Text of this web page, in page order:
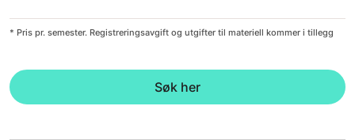
* Pris pr. semester. Registreringsavgift og utgifter til materiell kommer i tillegg
Søk her